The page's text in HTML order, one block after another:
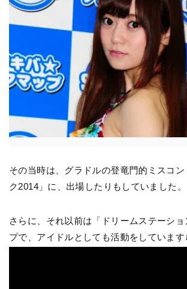
その当時は、グラドルの登竜門的ミスコ
ク2014」に、出場したりもしていました。
さらに、それ以前は「ドリームステーシ
プで、アイドルとしても活動をしています